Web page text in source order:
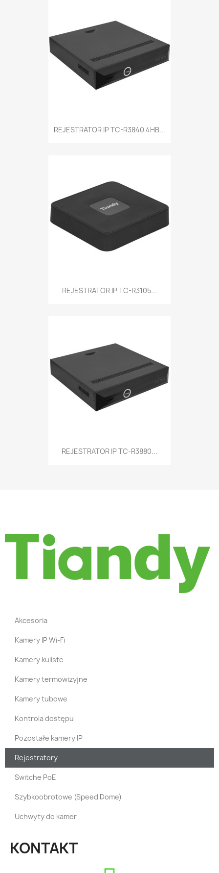
REJESTRATOR IP TC-R3840 4HB...
REJESTRATOR IP TC-R3105...
REJESTRATOR IP TC-R3880...
Akcesoria
Kamery IP Wi-Fi
Kamery kuliste
Kamery termowizyjne
Kamery tubowe
Kontrola dostępu
Pozostałe kamery IP
Rejestratory
Switche PoE
Szybkoobrotowe (Speed Dome)
Uchwyty do kamer
KONTAKT